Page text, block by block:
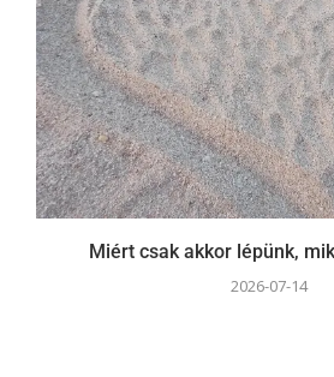
Miért csak akkor lépünk,
2026-07-14